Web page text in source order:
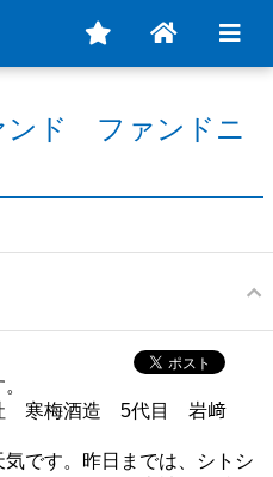
ンド ファンドニ
社 寒梅酒造 5代目 岩﨑
です。昨日までは、シトシ